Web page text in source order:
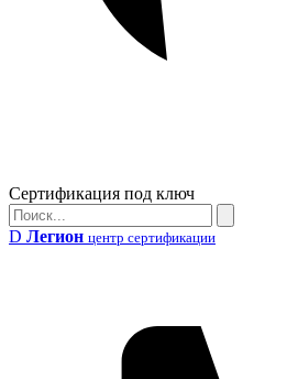
Бейдж
Сертификация под ключ
Поиск
Поиск
D Легион центр сертификации